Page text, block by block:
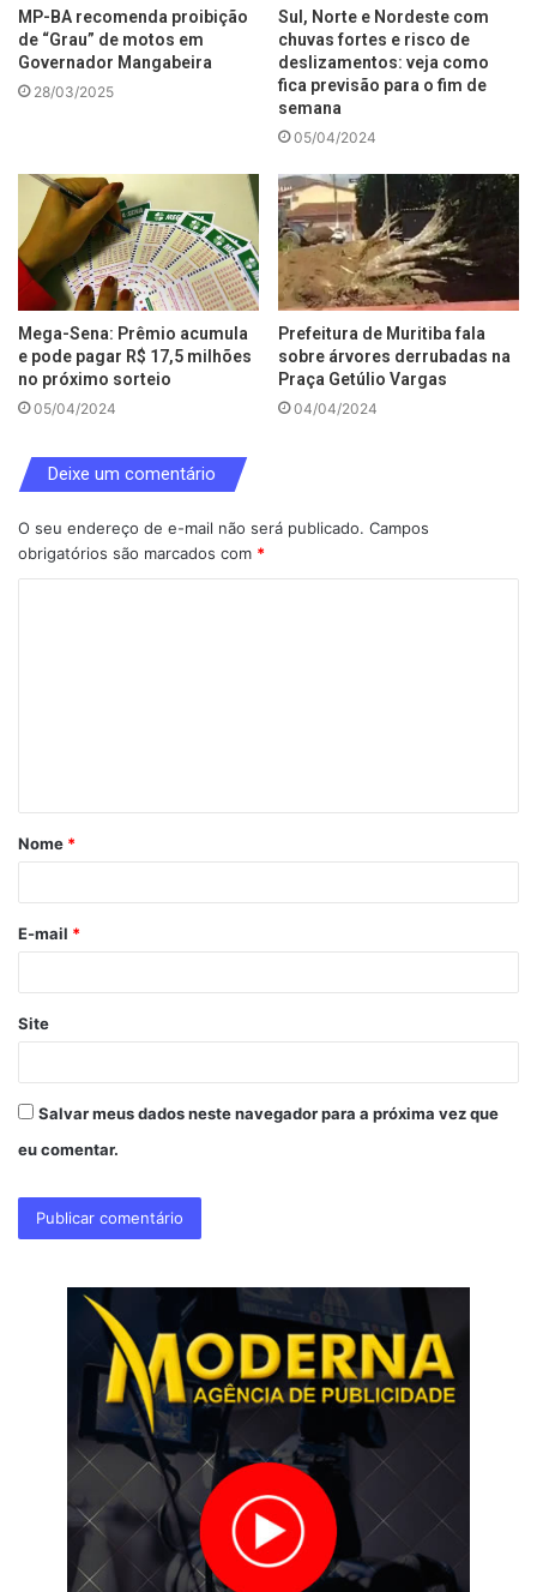
MP-BA recomenda proibição
de “Grau” de motos em
Governador Mangabeira
28/03/2025
Sul, Norte e Nordeste com
chuvas fortes e risco de
deslizamentos: veja como
fica previsão para o fim de
semana
05/04/2024
Mega-Sena: Prêmio acumula
e pode pagar R$ 17,5 milhões
no próximo sorteio
05/04/2024
Prefeitura de Muritiba fala
sobre árvores derrubadas na
Praça Getúlio Vargas
04/04/2024
Deixe um comentário
O seu endereço de e-mail não será publicado. Campos
obrigatórios são marcados com *
á
r
*
Nome *
E-mail *
Site
Salvar meus dados neste navegador para a próxima vez que
eu comentar.